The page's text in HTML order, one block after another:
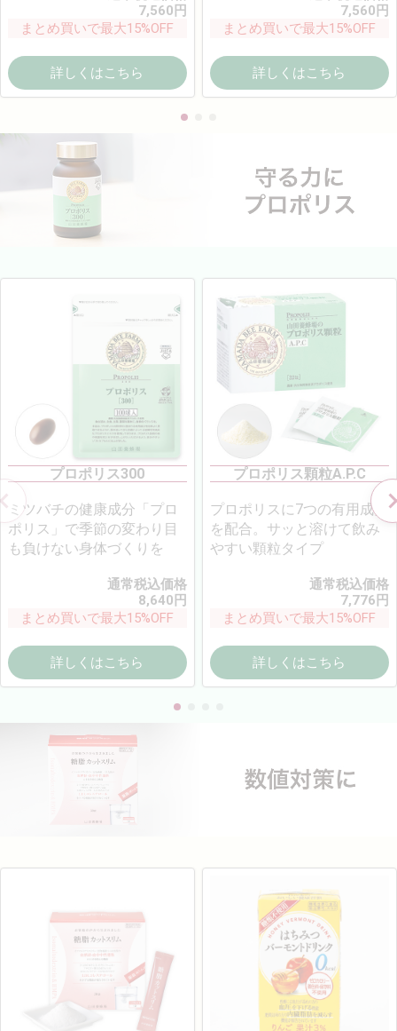
7,560 円
まとめ買いで最大15%OFF
詳しくはこちら
7,560 円
まとめ買いで最大15%OFF
詳しくはこちら
プロポリス300
ミツバチの健康成分「プロ
ポリス」で季節の変わり目
も負けない身体づくりを
通常税込価格
8,640 円
まとめ買いで最大15%OFF
詳しくはこちら
プロポリス顆粒A.P.C
プロポリスに7つの有用成分
を配合。サッと溶けて飲み
やすい顆粒タイプ
通常税込価格
7,776 円
まとめ買いで最大15%OFF
詳しくはこちら